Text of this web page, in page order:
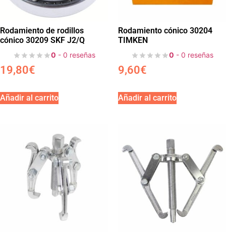
Rodamiento de rodillos
cónico 30209 SKF J2/Q
0 - 0 reseñas
19,80€
Añadir al carrito
Rodamiento cónico 30204
TIMKEN
0 - 0 reseñas
9,60€
Añadir al carrito